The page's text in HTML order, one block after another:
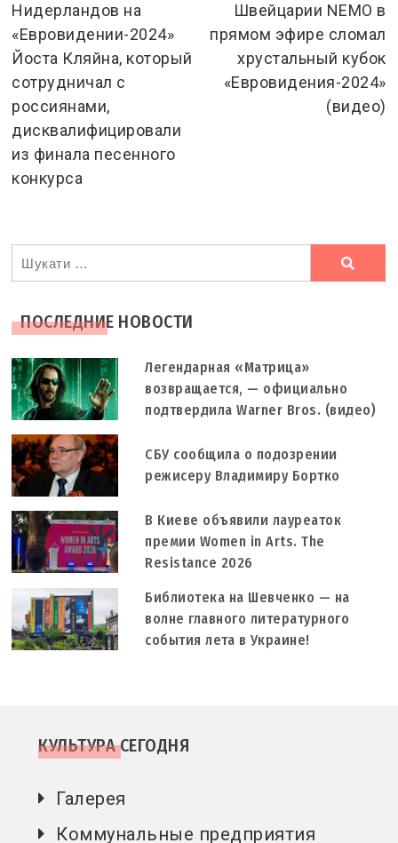
articles
Нидерландов на
«Евровидении-2024»
Йоста Кляйна, который
сотрудничал с
россиянами,
дисквалифицировали
из финала песенного
конкурса
Швейцарии NEMO в
прямом эфире сломал
хрустальный кубок
«Евровидения-2024»
(видео)
Ви
шукали
ПОСЛЕДНИЕ НОВОСТИ
Легендарная «Матрица»
возвращается, — официально
подтвердила Warner Bros. (видео)
СБУ сообщила о подозрении
режисеру Владимиру Бортко
В Киеве объявили лауреаток
премии Women in Arts. The
Resistance 2026
Библиотека на Шевченко — на
волне главного литературного
события лета в Украине!
КУЛЬТУРА СЕГОДНЯ
Галерея
Коммунальные предприятия